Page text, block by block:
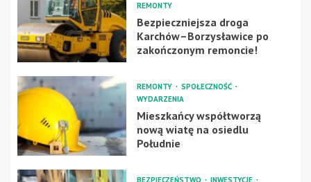
REMONTY
Bezpieczniejsza droga
Karchów–Borzysławice po
zakończonym remoncie!
REMONTY
SPOŁECZNOŚĆ
WYDARZENIA
Mieszkańcy współtworzą
nową wiatę na osiedlu
Południe
BEZPIECZEŃSTWO
INWESTYCJE